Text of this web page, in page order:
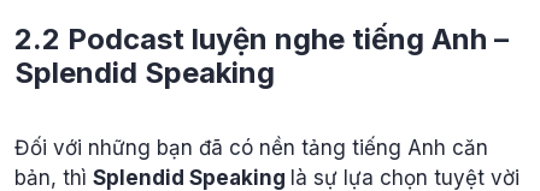
2.2 Podcast luyện nghe tiếng Anh –
Splendid Speaking
Đối với những bạn đã có nền tảng tiếng Anh căn
bản, thì Splendid Speaking là sự lựa chọn tuyệt vời